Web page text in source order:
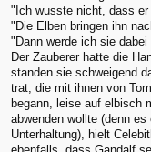
"Ich wusste nicht, dass
"Die Elben bringen ihn
"Dann werde ich sie
Der Zauberer hatte die
standen sie schweigend
trat, die mit ihnen von
begann, leise auf elbisch
abwenden wollte (denn
Unterhaltung), hielt